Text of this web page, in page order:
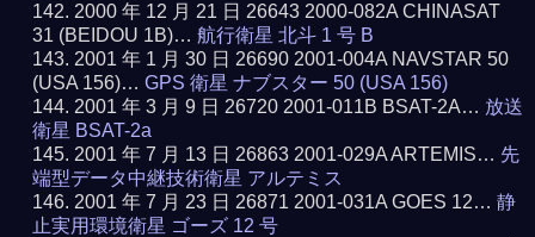
2000 年 12 月 21 日 26643 2000-082A CHINASAT
31 (BEIDOU 1B)…航行衛星 北斗 1 号 B
2001 年 1 月 30 日 26690 2001-004A NAVSTAR 50
(USA 156)…GPS 衛星 ナブスター 50 (USA 156)
2001 年 3 月 9 日 26720 2001-011B BSAT-2A… 放送
衛星 BSAT-2a
2001 年 7 月 13 日 26863 2001-029A ARTEMIS… 先
端型データ中継技術衛星 アルテミス
2001 年 7 月 23 日 26871 2001-031A GOES 12…静
止実用環境衛星 ゴーズ 12 号